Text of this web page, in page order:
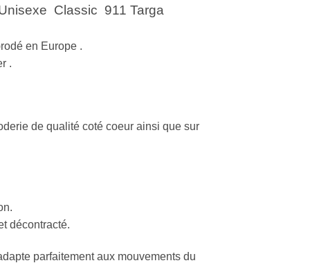
Classic 911 Targa
en Europe .
.
de qualité coté coeur ainsi que sur
décontracté.
parfaitement aux mouvements du